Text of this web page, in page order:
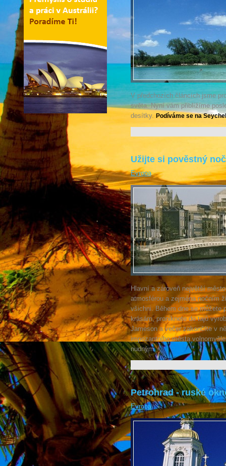
V předchozích článcích jsme
světa. Nyní vám přiblížíme
desítky. Podíváme se na
Užijte si pověstný
Evropa
Hlavní a zároveň největší
atmosférou a zejména nočním
všichni. Během dne se můžete
krásám, proniknete do tajů
Jameson a večer zakončíte v
impozantního města
nudným.
Petrohrad - ruské
Evropa